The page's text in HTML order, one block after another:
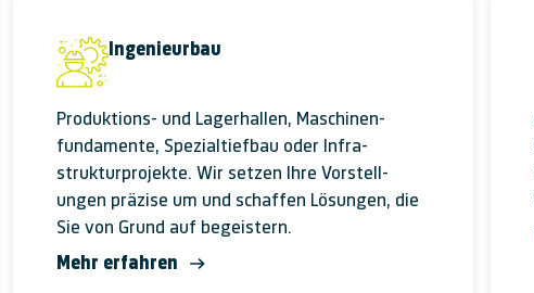
Ingenieurbau
Produktions- und Lagerhallen, Maschinen­
fundamente, Spezial­tief­bau oder Infra­
struktur­projekte. Wir setzen Ihre Vor­stell­
ungen prä­zise um und schaffen Lö­sungen, die
Sie von Grund auf be­geistern.
Mehr erfahren